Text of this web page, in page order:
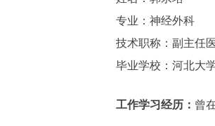
专业：神经外科
技术职称：副主任
毕业学校：河北大
工作学习经历： 曾